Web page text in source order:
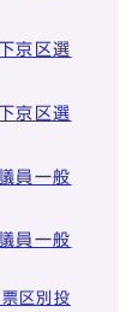
京区選
京区選
員一般
員一般
区別投